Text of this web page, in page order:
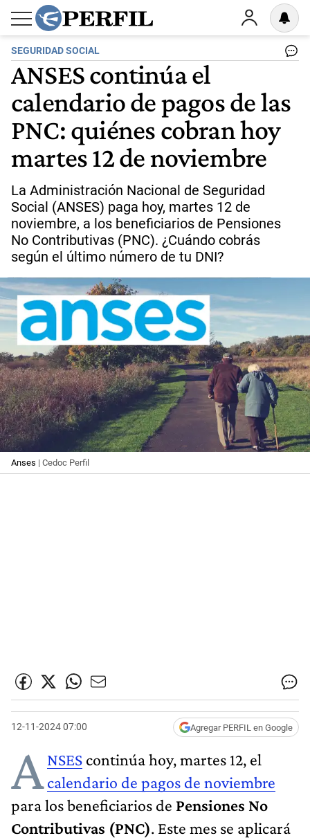
SEGURIDAD SOCIAL
ANSES continúa el
calendario de pagos de las
PNC: quiénes cobran hoy
martes 12 de noviembre
La Administración Nacional de Seguridad
Social (ANSES) paga hoy, martes 12 de
noviembre, a los beneficiarios de Pensiones
No Contributivas (PNC). ¿Cuándo cobrás
según el último número de tu DNI?
Anses | Cedoc Perfil
12-11-2024 07:00 Agregar PERFIL en Google
ANSES continúa hoy, martes 12, el
calendario de pagos de noviembre
para los beneficiarios de Pensiones No
Contributivas (PNC). Este mes se aplicará